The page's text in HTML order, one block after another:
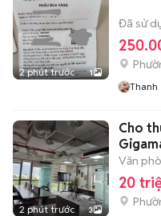
2 phút trước 1
Đã sử
Thanh
2 phút trước 3
Cho
Văn
20